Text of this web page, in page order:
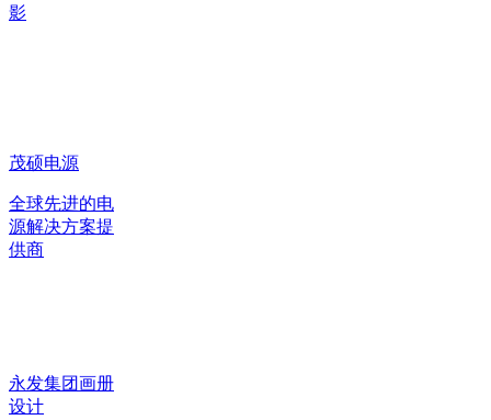
影
茂硕电源
全球先进的电
源解决方案提
供商
永发集团画册
设计